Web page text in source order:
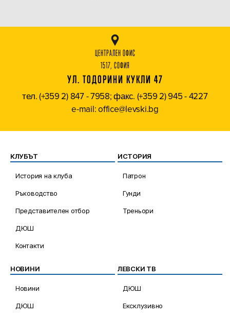
ЦЕНТРАЛЕН ОФИС
1517, СОФИЯ
УЛ. ТОДОРИНИ КУКЛИ 47
тел. (+359 2) 847 - 7958; факс. (+359 2) 945 - 4227
e-mail: office@levski.bg
КЛУБЪТ
История на клуба
Ръководство
Представителен отбор
ДЮШ
Контакти
ИСТОРИЯ
Патрон
Гунди
Треньори
НОВИНИ
Новини
ДЮШ
ЛЕВСКИ ТВ
ДЮШ
Ексклузивно